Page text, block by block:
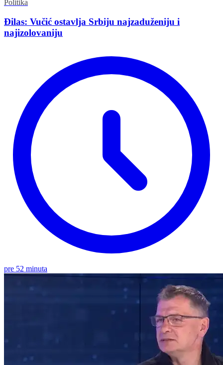
Politika
Đilas: Vučić ostavlja Srbiju najzaduženiju i
najizolovaniju
pre 52 minuta